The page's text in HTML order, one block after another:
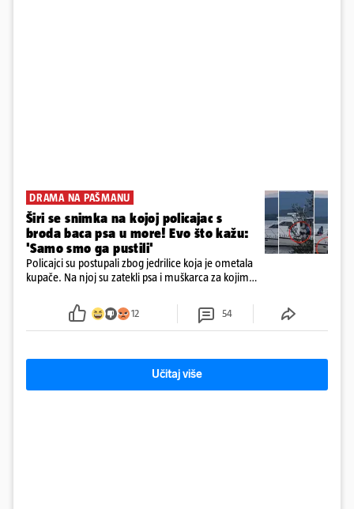
DRAMA NA PAŠMANU
Širi se snimka na kojoj policajac s
broda baca psa u more! Evo što kažu:
'Samo smo ga pustili'
Policajci su postupali zbog jedrilice koja je ometala
kupače. Na njoj su zatekli psa i muškarca za kojim
ga uhitili, a psa je preuzeo komunalni redar
12 54
Učitaj više